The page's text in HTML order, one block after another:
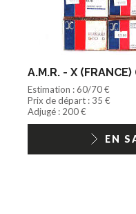
A.M.R. - X (FRANCE)
Estimation : 60/70 €
Prix de départ : 35 €
Adjugé : 200 €
EN